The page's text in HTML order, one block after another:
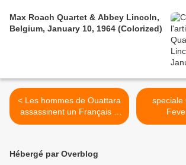
Max Roach Quartet & Abbey Lincoln,
Belgium, January 10, 1964 (Colorized)
< Les hommes de Ouattara
assassinent un Français à
Yamoussoukro
speciale
Hébergé par Overblog